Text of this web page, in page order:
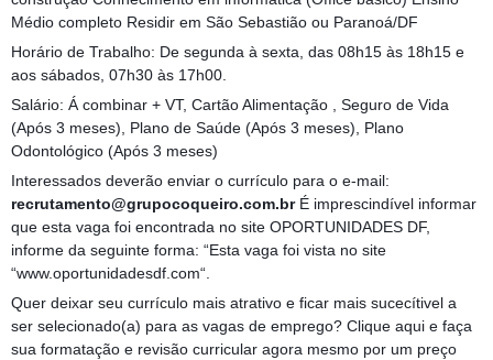
Médio completo Residir em São Sebastião ou Paranoá/DF
Horário de Trabalho: De segunda à sexta, das 08h15 às 18h15 e
aos sábados, 07h30 às 17h00.
Salário: Á combinar + VT, Cartão Alimentação , Seguro de Vida
(Após 3 meses), Plano de Saúde (Após 3 meses), Plano
Odontológico (Após 3 meses)
Interessados deverão enviar o currículo para o e-mail:
recrutamento@grupocoqueiro.com.brÉ imprescindível informar
que esta vaga foi encontrada no site OPORTUNIDADES DF,
informe da seguinte forma: “Esta vaga foi vista no site
“www.oportunidadesdf.com“.
Quer deixar seu currículo mais atrativo e ficar mais sucecítivel a
ser selecionado(a) para as vagas de emprego? Clique aqui e faça
sua formatação e revisão curricular agora mesmo por um preço